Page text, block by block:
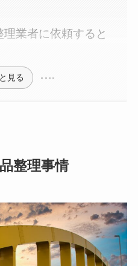
業者に依頼すると
見る
整理事情